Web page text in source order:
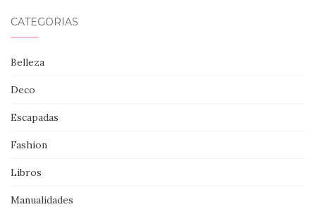
CATEGORÍAS
Belleza
Deco
Escapadas
Fashion
Libros
Manualidades